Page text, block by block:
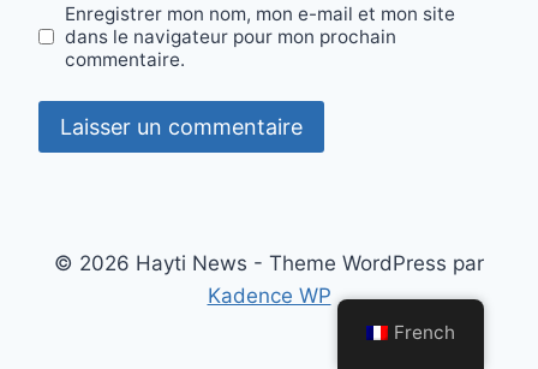
Enregistrer mon nom, mon e-mail et mon site
dans le navigateur pour mon prochain
commentaire.
© 2026 Hayti News - Theme WordPress par
Kadence WP
French